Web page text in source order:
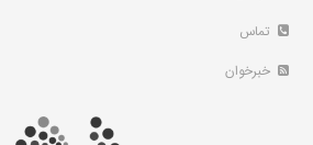
تماس
خبرخوان